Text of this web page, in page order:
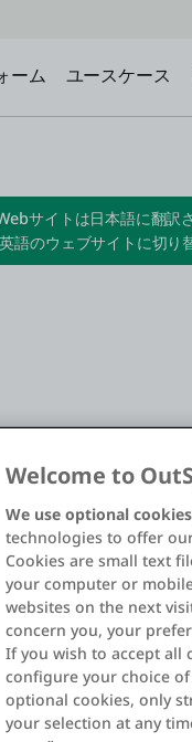
ーム ユースケース
サイトは日本語に翻訳
語のウェブサイトに切り
Welcome to
We use optional cookies
technologies to offer
Cookies are small text
your computer or
websites on the next
concern you, your
If you wish to accept all
configure your choice of
optional cookies, only
your selection at any